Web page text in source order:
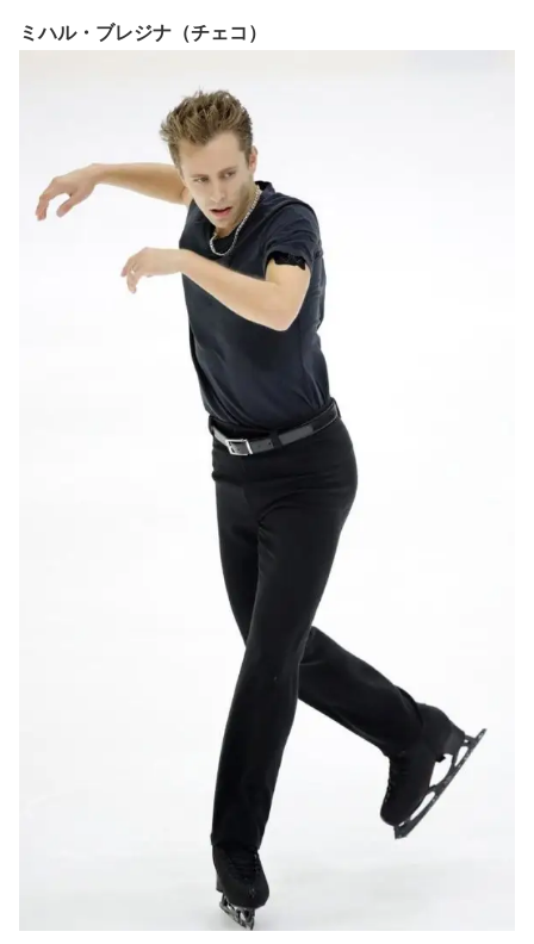
ミハル・ブレジナ（チェコ）